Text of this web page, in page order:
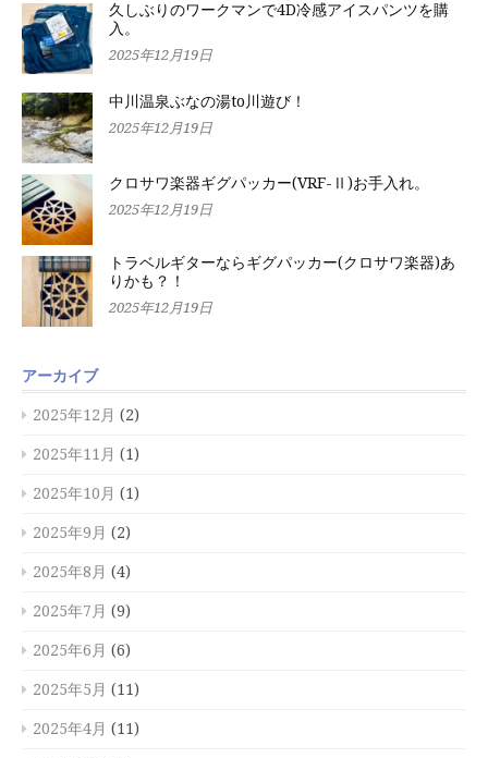
久しぶりのワークマンで4D冷感アイスパンツを購
入。
2025年12月19日
中川温泉ぶなの湯to川遊び！
2025年12月19日
クロサワ楽器ギグパッカー(VRF-Ⅱ)お手入れ。
2025年12月19日
トラベルギターならギグパッカー(クロサワ楽器)あ
りかも？！
2025年12月19日
アーカイブ
2025年12月 (2)
2025年11月 (1)
2025年10月 (1)
2025年9月 (2)
2025年8月 (4)
2025年7月 (9)
2025年6月 (6)
2025年5月 (11)
2025年4月 (11)